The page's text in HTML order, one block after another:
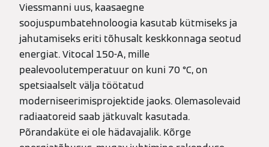
Viessmanni uus, kaasaegne
soojuspumbatehnoloogia kasutab kütmiseks ja
jahutamiseks eriti tõhusalt keskkonnaga seotud
energiat. Vitocal 150-A, mille
pealevoolutemperatuur on kuni 70 °C, on
spetsiaalselt välja töötatud
moderniseerimisprojektide jaoks. Olemasolevaid
radiaatoreid saab jätkuvalt kasutada.
Põrandaküte ei ole hädavajalik. Kõrge